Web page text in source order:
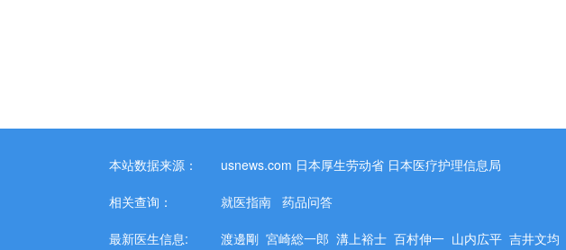
本站数据来源： usnews.com 日本厚生劳动省 日本医疗护理信息局
相关查询： 就医指南 药品问答
最新医生信息: 渡邊剛 宮崎総一郎 溝上裕士 百村伸一 山内広平 吉井文均